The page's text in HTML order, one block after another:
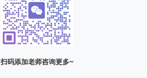
扫码添加老师咨询更多~